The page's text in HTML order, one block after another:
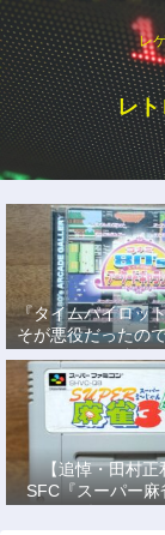
レ
レ
『タイムパイロッ
そが悪役だったの
説
【追悼・田村正
SFC『スーパー麻
で、あの名優にな